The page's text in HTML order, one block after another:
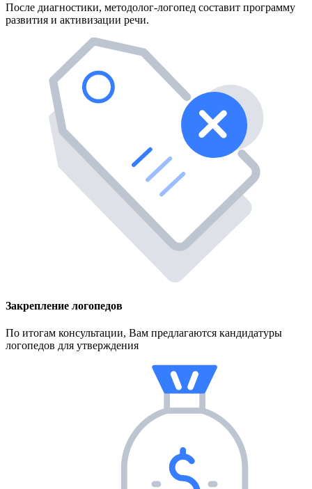
После диагностики, методолог-логопед составит программу
развития и активизации речи.
Закрепление логопедов
По итогам консультации, Вам предлагаются кандидатуры
логопедов для утверждения